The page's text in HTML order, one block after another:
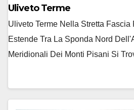
Uliveto Terme
Uliveto Terme Nella Stretta
Estende Tra La Sponda Nord
Meridionali Dei Monti Pisani Si